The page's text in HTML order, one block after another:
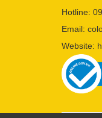
Hotline:
Email:
Website: